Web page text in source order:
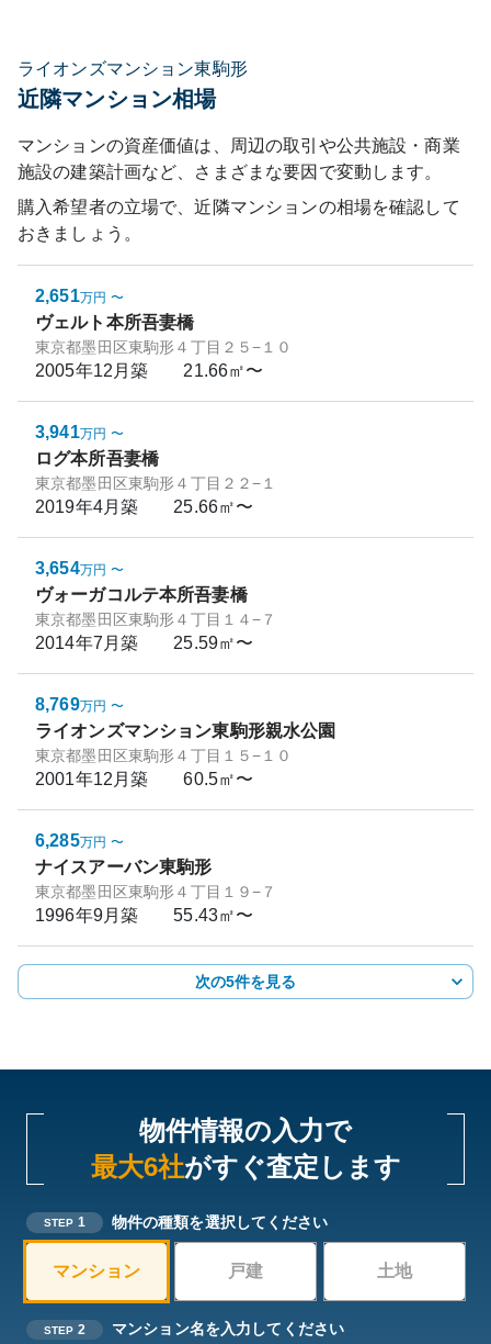
ライオンズマンション東駒形
近隣マンション相場
マンションの資産価値は、周辺の取引や公共施設・商業
施設の建築計画など、さまざまな要因で変動します。
購入希望者の立場で、近隣マンションの相場を確認して
おきましょう。
2,651万円 〜
ヴェルト本所吾妻橋
東京都墨田区東駒形４丁目２５−１０
2005年12月築 21.66㎡〜
3,941万円 〜
ログ本所吾妻橋
東京都墨田区東駒形４丁目２２−１
2019年4月築 25.66㎡〜
3,654万円 〜
ヴォーガコルテ本所吾妻橋
東京都墨田区東駒形４丁目１４−７
2014年7月築 25.59㎡〜
8,769万円 〜
ライオンズマンション東駒形親水公園
東京都墨田区東駒形４丁目１５−１０
2001年12月築 60.5㎡〜
6,285万円 〜
ナイスアーバン東駒形
東京都墨田区東駒形４丁目１９−７
1996年9月築 55.43㎡〜
次の5件を見る
物件情報の入力で
最大6社がすぐ査定します
STEP 1 物件の種類を選択してください
マンション 戸建 土地
STEP 2 マンション名を入力してください